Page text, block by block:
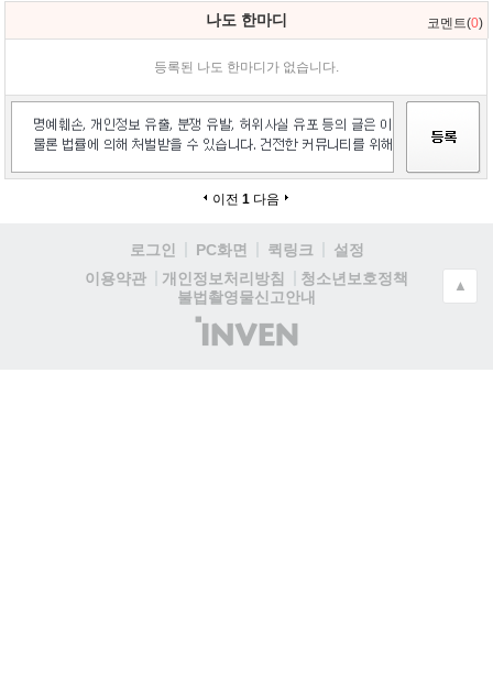
나도 한마디 코멘트(0)
등록된 나도 한마디가 없습니다.
이전 1 다음
로그인 PC화면 퀵링크
설정
이용약관
개인정보처리방침
청소년보호정책
불법촬영물신고안내
(주)
인
▲